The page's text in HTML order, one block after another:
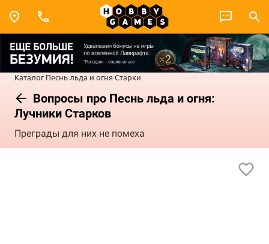
Каталог Песнь льда и огня Старки
Вопросы про Песнь льда и огня:
Лучники Старков
Преграды для них не помеха